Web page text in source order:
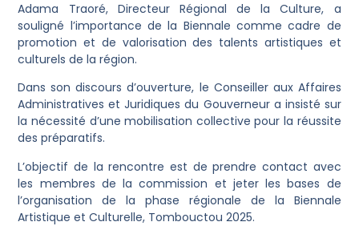
Adama Traoré, Directeur Régional de la Culture, a
souligné l’importance de la Biennale comme cadre de
promotion et de valorisation des talents artistiques et
culturels de la région.
Dans son discours d’ouverture, le Conseiller aux Affaires
Administratives et Juridiques du Gouverneur a insisté sur
la nécessité d’une mobilisation collective pour la réussite
des préparatifs.
L’objectif de la rencontre est de prendre contact avec
les membres de la commission et jeter les bases de
l’organisation de la phase régionale de la Biennale
Artistique et Culturelle, Tombouctou 2025.